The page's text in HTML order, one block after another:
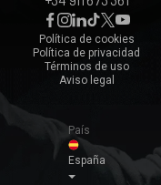
Política de cookies
Política de privacidad
Términos de uso
Aviso legal
País
España